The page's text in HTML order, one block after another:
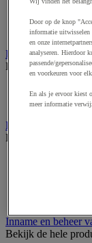
Projectie en
Tv, dvd-
Bewegwijzering en
Bekijk de hele
Deurnaambord
Pictogram
Folderrek en -houder
Bekijk de hele
Tafel
Inname en beheer
Bekijk de hele
Door op de knop
informatie uitwisselen
en onze
analyseren. Hierdoor
passende/
en voorkeuren voor
En als je ervoor kiest
meer informatie